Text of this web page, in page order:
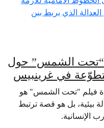
“تحت الشمس” حول
متطوّعة في غرينبيس
فيلم "تحت الشمس" هو
بيئية، بل هو قصة ترتبط
الإنسانية.